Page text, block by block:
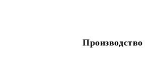
Производство